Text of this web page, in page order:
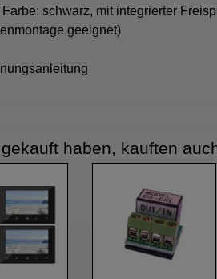
schwarz, mit integrierter
geeignet)
haben, kauften